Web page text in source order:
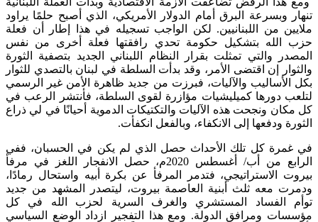
تنهار وبسرعة البرق أمام الدولار الأمريكي، الذي أصبح حلمًا يراود
ملايين من اللبنانيين. لكن الواجب تسجيله في هذا إطار أن فعلة
حزب الله بتشكيل حكومة تحدي رافقتها فعلة أخرى من نفس
المصدر والتي تمثلت بقرار النظام اللبناني الجديد بتصفية الثورة
والثوار إن اقتضى الأمر، وقد بدأت السلطة في لبنان بالتصدي للثوار
بكل الأساليب والآليات، فبرزت من جديد ظاهرة الأمن غير الرسمي
لتلعب دورها كميليشيات مؤازرة لقوى السلطة، فأنتشر الرعب في
كل مكان ونجحت هذه الآليات والتكتيكات الدموية أحيانًا في لي ذراع
الثورة ودفعها إلى الانكفاء، وبالفعل انكفأت.
في غمرة كل تلك الأحداث حصل الذي لم يكن في الحسبان، ففي
الرابع من أب/ أغسطس 2020م، حصل الانفجار اللغز في مرفأ
بيروت الاستراتيجي، فتدمر المرفأ عن بكرة أبيه واستحال رمادًا،
ودمرت معه ثلث أبنية العاصمة بيروت، ليتصدر المشهد من جديد
توأم الفساد المستشري والغرف السرية لحزب الله في كل
مؤسسات ومرافق الدولة. ومع هذا التفجير ازداد الوضع السياسي